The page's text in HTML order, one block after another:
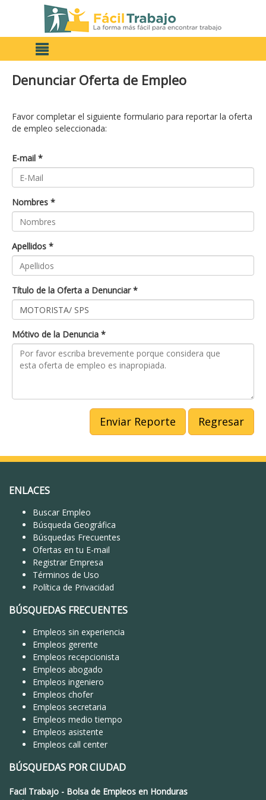
Denunciar Oferta de Empleo
Favor completar el siguiente formulario para reportar la oferta
de empleo seleccionada:
E-mail *
Nombres *
Apellidos *
Título de la Oferta a Denunciar *
Mótivo de la Denuncia *
Enviar Reporte Regresar
ENLACES
Buscar Empleo
Búsqueda Geográfica
Búsquedas Frecuentes
Ofertas en tu E-mail
Registrar Empresa
Términos de Uso
Política de Privacidad
BÚSQUEDAS FRECUENTES
Empleos sin experiencia
Empleos gerente
Empleos recepcionista
Empleos abogado
Empleos ingeniero
Empleos chofer
Empleos secretaria
Empleos medio tiempo
Empleos asistente
Empleos call center
BÚSQUEDAS POR CIUDAD
Facil Trabajo - Bolsa de Empleos en Honduras